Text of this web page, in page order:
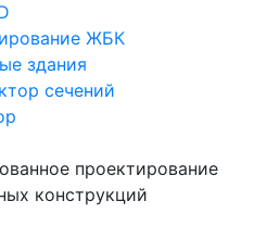
ЖБК
здания
сечений
проектирование
конструкций